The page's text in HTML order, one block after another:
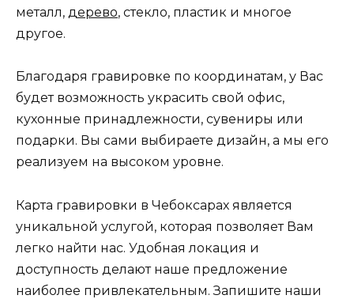
металл, дерево, стекло, пластик и многое
другое.
Благодаря гравировке по координатам, у Вас
будет возможность украсить свой офис,
кухонные принадлежности, сувениры или
подарки. Вы сами выбираете дизайн, а мы его
реализуем на высоком уровне.
Карта гравировки в Чебоксарах является
уникальной услугой, которая позволяет Вам
легко найти нас. Удобная локация и
доступность делают наше предложение
наиболее привлекательным. Запишите наши